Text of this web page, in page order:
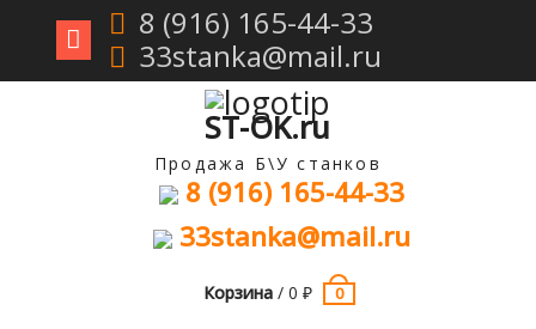
Перейти
8 (916) 165-44-33
33stanka@mail.ru
ST-OK.ru
Продажа Б\У станков
8 (916) 165-44-33
33stanka@mail.ru
Корзина/ 0 ₽ 0